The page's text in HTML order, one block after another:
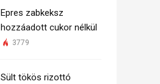
Epres zabkeksz
hozzáadott cukor nélkül
3779
Sült tökös rizottó